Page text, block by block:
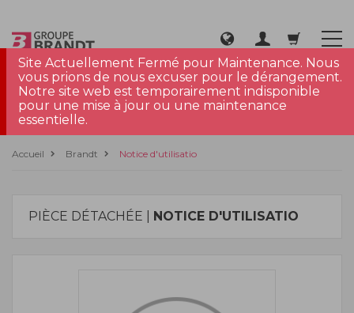
Site Actuellement Fermé pour Maintenance. Nous
vous prions de nous excuser pour le dérangement.
Notre site web est temporairement indisponible
pour une mise à jour ou une maintenance
essentielle.
Accueil Brandt Notice d'utilisatio
PIÈCE DÉTACHÉE | NOTICE D'UTILISATIO